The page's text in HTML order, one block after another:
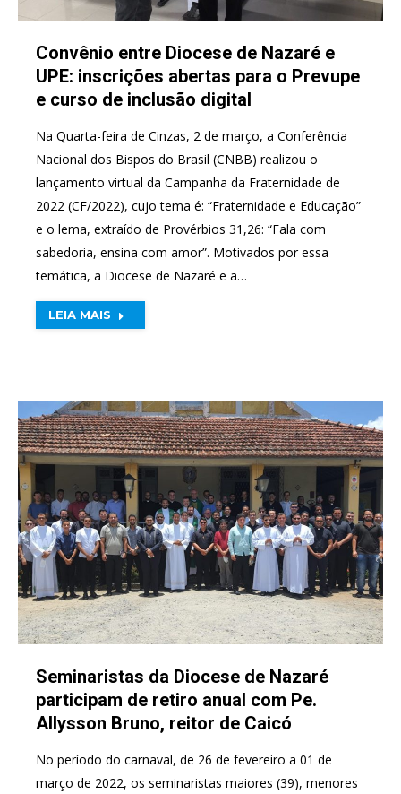
Convênio entre Diocese de Nazaré e
UPE: inscrições abertas para o Prevupe
e curso de inclusão digital
Na Quarta-feira de Cinzas, 2 de março, a Conferência
Nacional dos Bispos do Brasil (CNBB) realizou o
lançamento virtual da Campanha da Fraternidade de
2022 (CF/2022), cujo tema é: “Fraternidade e Educação”
e o lema, extraído de Provérbios 31,26: “Fala com
sabedoria, ensina com amor”. Motivados por essa
temática, a Diocese de Nazaré e a…
LEIA MAIS
Seminaristas da Diocese de Nazaré
participam de retiro anual com Pe.
Allysson Bruno, reitor de Caicó
No período do carnaval, de 26 de fevereiro a 01 de
março de 2022, os seminaristas maiores (39), menores